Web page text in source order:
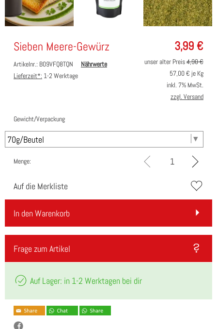
3,99 €
Sieben Meere-Gewürz
Artikelnr.: B09VFQ8TQN
Nährwerte
Lieferzeit*: 1-2 Werktage
unser alter Preis4,90 €
57,00€ je Kg
inkl. 7% MwSt.
zzgl. Versand
Gewicht/Verpackung
Menge:
Auf die Merkliste
In den Warenkorb
Frage zum Artikel
Auf Lager: in 1-2 Werktagen bei dir